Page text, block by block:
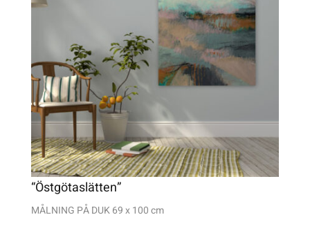
“Östgötaslätten”
MÅLNING PÅ DUK 69 x 100 cm